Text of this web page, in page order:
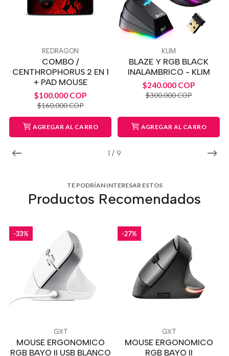
1 / 9
REDRAGON
COMBO /
CENTHROPHORUS 2 EN 1
+ PAD MOUSE
$100.000 COP
$160.000 COP
AGREGAR AL CARRO
KLIM
BLAZE Y RGB BLACK
INALAMBRICO - KLIM
$240.000 COP
$300.000 COP
AGREGAR AL CARRO
TE PODRÍAN INTERESAR ESTOS
Productos Recomendados
-33%
GXT
MOUSE ERGONOMICO
RGB BAYO II USB BLANCO
-27%
GXT
MOUSE ERGONOMICO
RGB BAYO II